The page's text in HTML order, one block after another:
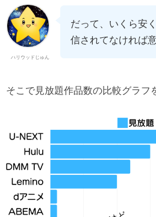
ハリウッドじゅん
だって、いくら安
信されてなければ
そこで見放題作品数の比較グラフ